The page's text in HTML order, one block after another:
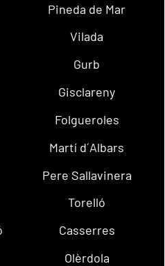
Pineda de Mar
Vilada
Gurb
Gisclareny
Folgueroles
Martí d´Albars
Pere Sallavinera
Torelló
Casserres
Olèrdola